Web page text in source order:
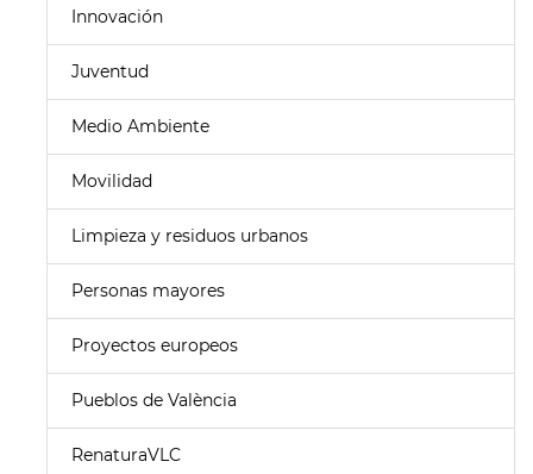
Innovación
Juventud
Medio Ambiente
Movilidad
Limpieza y residuos urbanos
Personas mayores
Proyectos europeos
Pueblos de València
RenaturaVLC